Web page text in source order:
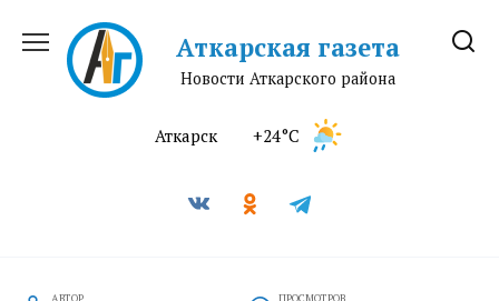
содержанию
Аткарская газета
Новости Аткарского района
Аткарск +24°C
АВТОР ПРОСМОТРОВ